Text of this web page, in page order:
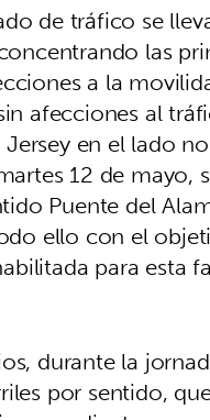
de tráfico se
las
a la
afecciones al
en el lado
12 de mayo,
Puente del
ello con el
para esta
durante la
por sentido,